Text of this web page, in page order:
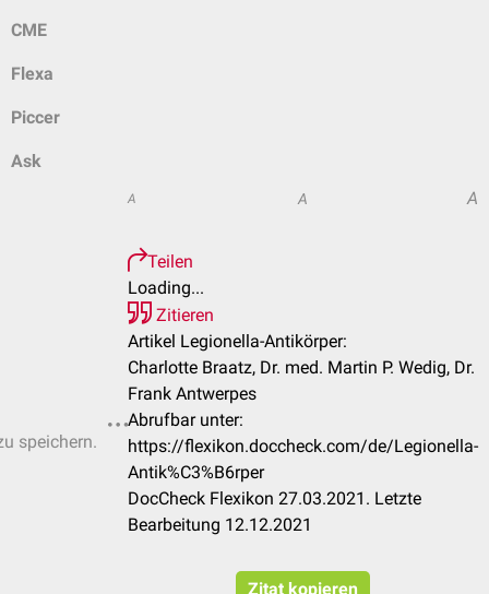
CME
Flexa
Piccer
Ask
speichern.
A A A
Teilen
Loading...
Zitieren
Artikel Legionella-Antikörper:
Charlotte Braatz, Dr. med. Martin P. Wedig, Dr.
Frank Antwerpes
Abrufbar unter:
https://flexikon.doccheck.com/de/Legionella-
Antik%C3%B6rper
DocCheck Flexikon 27.03.2021. Letzte
Bearbeitung 12.12.2021
Zitat kopieren